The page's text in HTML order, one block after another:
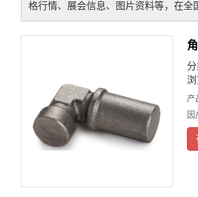
格行情、展会信息、图片资料等，在
分
产
因